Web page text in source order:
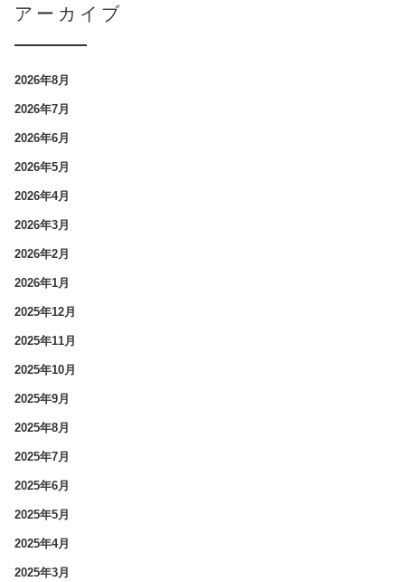
アーカイブ
2026年8月
2026年7月
2026年6月
2026年5月
2026年4月
2026年3月
2026年2月
2026年1月
2025年12月
2025年11月
2025年10月
2025年9月
2025年8月
2025年7月
2025年6月
2025年5月
2025年4月
2025年3月